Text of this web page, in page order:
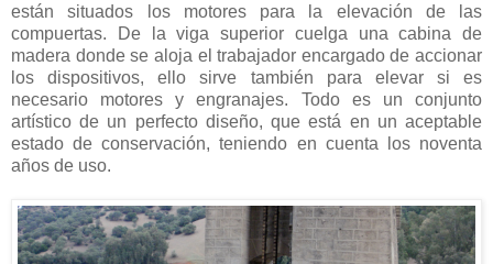
están situados los motores para la elevación de las
compuertas. De la viga superior cuelga una cabina de
madera donde se aloja el trabajador encargado de accionar
los dispositivos, ello sirve también para elevar si es
necesario motores y engranajes. Todo es un conjunto
artístico de un perfecto diseño, que está en un aceptable
estado de conservación, teniendo en cuenta los noventa
años de uso.